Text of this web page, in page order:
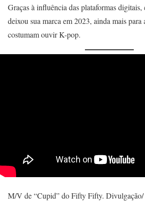
Graças à influência das plataformas digitais,
deixou sua marca em 2023, ainda mais para
costumam ouvir K-pop.
M/V de “Cupid” do Fifty Fifty.